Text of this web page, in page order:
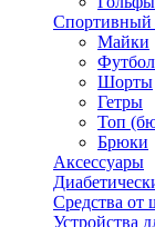
Спортивный
Майки
Шорты
Гетры
Топ
Брюки
Аксессуары
Средства от
Устройства